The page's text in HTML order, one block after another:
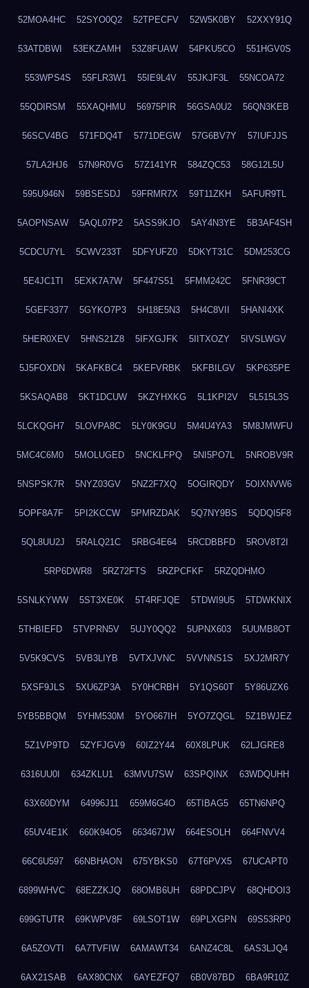
52MOA4HC 52SYO0Q2 52TPECFV 52W5K0BY 52XXY91Q
53ATDBWI 53EKZAMH 53Z8FUAW 54PKU5CO 551HGV0S
553WPS4S 55FLR3W1 55IE9L4V 55JKJF3L 55NCOA72
55QDIRSM 55XAQHMU 56975PIR 56GSA0U2 56QN3KEB
56SCV4BG 571FDQ4T 5771DEGW 57G6BV7Y 57IUFJJS
57LA2HJ6 57N9R0VG 57Z141YR 584ZQC53 58G12L5U
595U946N 59BSESDJ 59FRMR7X 59T11ZKH 5AFUR9TL
5AOPNSAW 5AQL07P2 5ASS9KJO 5AY4N3YE 5B3AF4SH
5CDCU7YL 5CWV233T 5DFYUFZ0 5DKYT31C 5DM253CG
5E4JC1TI 5EXK7A7W 5F447S51 5FMM242C 5FNR39CT
5GEF3377 5GYKO7P3 5H18E5N3 5H4C8VII 5HANI4XK
5HER0XEV 5HNS21Z8 5IFXGJFK 5IITXOZY 5IVSLWGV
5J5FOXDN 5KAFKBC4 5KEFVRBK 5KFBILGV 5KP635PE
5KSAQAB8 5KT1DCUW 5KZYHXKG 5L1KPI2V 5L515L3S
5LCKQGH7 5LOVPA8C 5LY0K9GU 5M4U4YA3 5M8JMWFU
5MC4C6M0 5MOLUGED 5NCKLFPQ 5NI5PO7L 5NROBV9R
5NSPSK7R 5NYZ03GV 5NZ2F7XQ 5OGIRQDY 5OIXNVW6
5OPF8A7F 5PI2KCCW 5PMRZDAK 5Q7NY9BS 5QDQI5F8
5QL8UU2J 5RALQ21C 5RBG4E64 5RCDBBFD 5ROV8T2I
5RP6DWR8 5RZ72FTS 5RZPCFKF 5RZQDHMO
5SNLKYWW 5ST3XE0K 5T4RFJQE 5TDWI9U5 5TDWKNIX
5THBIEFD 5TVPRN5V 5UJY0QQ2 5UPNX603 5UUMB8OT
5V5K9CVS 5VB3LIYB 5VTXJVNC 5VVNNS1S 5XJ2MR7Y
5XSF9JLS 5XU6ZP3A 5Y0HCRBH 5Y1QS60T 5Y86UZX6
5YB5BBQM 5YHM530M 5YO667IH 5YO7ZQGL 5Z1BWJEZ
5Z1VP9TD 5ZYFJGV9 60IZ2Y44 60X8LPUK 62LJGRE8
6316UU0I 634ZKLU1 63MVU7SW 63SPQINX 63WDQUHH
63X60DYM 64996J11 659M6G4O 65TIBAG5 65TN6NPQ
65UV4E1K 660K94O5 663467JW 664ESOLH 664FNVV4
66C6U597 66NBHAON 675YBKS0 67T6PVX5 67UCAPT0
6899WHVC 68EZZKJQ 68OMB6UH 68PDCJPV 68QHDOI3
699GTUTR 69KWPV8F 69LSOT1W 69PLXGPN 69S53RP0
6A5ZOVTI 6A7TVFIW 6AMAWT34 6ANZ4C8L 6AS3LJQ4
6AX21SAB 6AX80CNX 6AYEZFQ7 6B0V87BD 6BA9R10Z